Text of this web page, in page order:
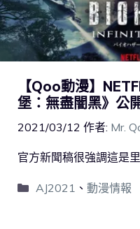
【Qoo動漫】
堡：無盡闇黑》公
2021/03/12 作者: Mr.
官方新聞稿很強調這是
AJ2021 、 動漫情報